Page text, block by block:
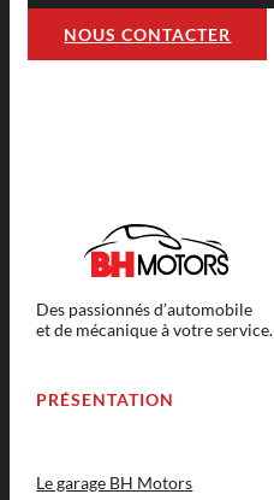
NOUS CONTACTER
Des passionnés d’automobile
et de mécanique à votre service.
PRÉSENTATION
Le garage BH Motors